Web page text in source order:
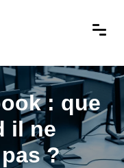
: que
il ne
?